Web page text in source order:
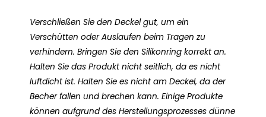
Verschließen Sie den Deckel gut, um ein
Verschütten oder Auslaufen beim Tragen zu
verhindern. Bringen Sie den Silikonring korrekt an.
Halten Sie das Produkt nicht seitlich, da es nicht
luftdicht ist. Halten Sie es nicht am Deckel, da der
Becher fallen und brechen kann. Einige Produkte
können aufgrund des Herstellungsprozesses dünne